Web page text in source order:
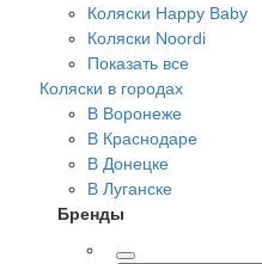
Коляски Happy Baby
Коляски Noordi
Показать все
Коляски в городах
В Воронеже
В Краснодаре
В Донецке
В Луганске
Бренды